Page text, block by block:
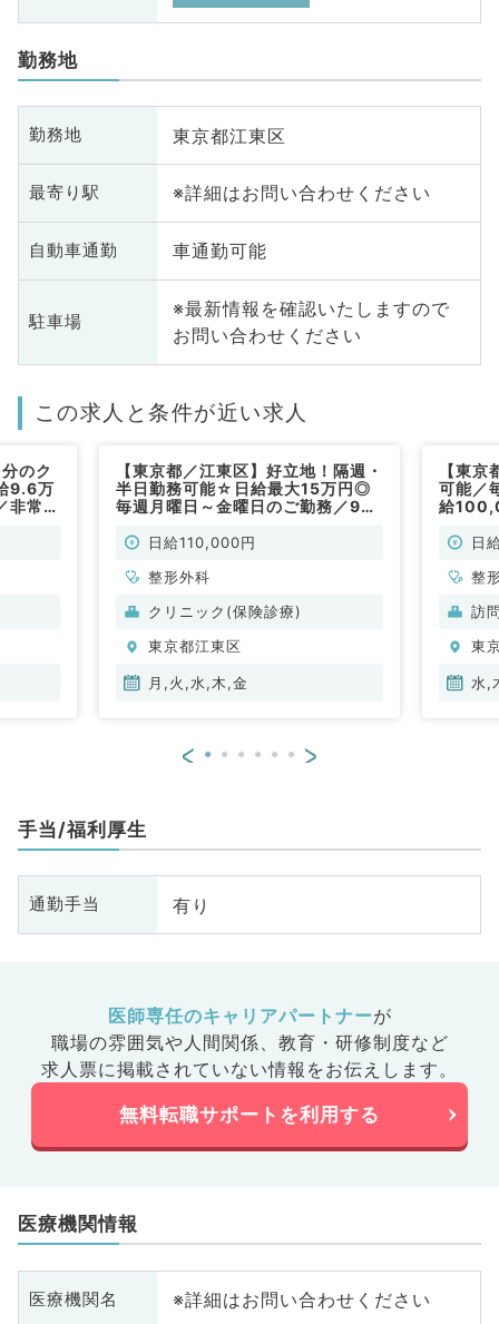
勤務地
勤務地 東京都江東区
最寄り駅 ※詳細はお問い合わせください
自動車通勤 車通勤可能
駐車場
※最新情報を確認いたしますので
お問い合わせください
この求人と条件が近い求人
のク
9.6万
非常
【東京都／江東区】好立地！隔週・
半日勤務可能☆日給最大15万円◎
毎週月曜日～金曜日のご勤務／9時
をお願いします！（整形外科／非常
日給110,000円
整形外科
クリニック(保険診療)
東京都江東区
月,火,水,木,金
【東
可能／
給
日
整
訪
東
水,
< >
手当/福利厚生
通勤手当 有り
医師専任のキャリアパートナーが
職場の雰囲気や人間関係、 教育・研修制度など
求人票に掲載されていない情報をお伝えします。
無料転職サポートを利用する
医療機関情報
医療機関名 ※詳細はお問い合わせください